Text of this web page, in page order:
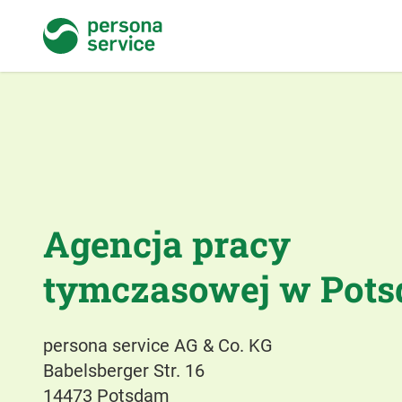
persona service
Agencja pracy
tymczasowej w
persona service AG & Co. KG
Babelsberger Str. 16
14473 Potsdam